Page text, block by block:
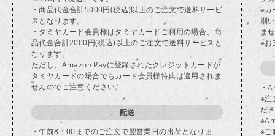
・商品代金合計5000円(税込)以上のご注文で送料サービ
スとなります。
・タミヤカード会員様はタミヤカードご利用の場合、商
品代金合計2000円(税込)以上のご注文で送料サービスと
なります。
ただし、Amazon Payに登録されたクレジットカードが
タミヤカードの場合でもカード会員様特典は適用されま
せんのでご注意ください。
配送
・午前8：00までのご注文で翌営業日の出荷となりま
※カ
別
ま
※お
・
※注
だ
※ご